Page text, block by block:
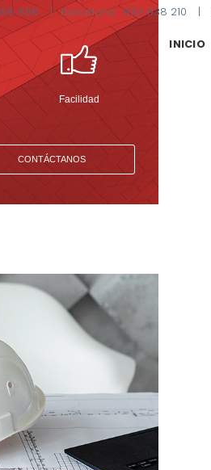
856 | Barcelona 933 938 210 |
INICIO
Facilidad
CONTÁCTANOS